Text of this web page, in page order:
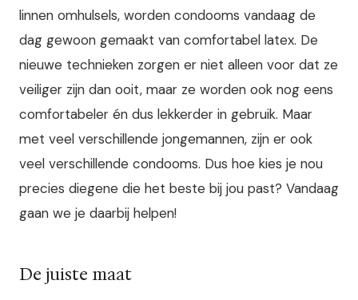
linnen omhulsels, worden condooms vandaag de
dag gewoon gemaakt van comfortabel latex. De
nieuwe technieken zorgen er niet alleen voor dat ze
veiliger zijn dan ooit, maar ze worden ook nog eens
comfortabeler én dus lekkerder in gebruik. Maar
met veel verschillende jongemannen, zijn er ook
veel verschillende condooms. Dus hoe kies je nou
precies diegene die het beste bij jou past? Vandaag
gaan we je daarbij helpen!
De juiste maat